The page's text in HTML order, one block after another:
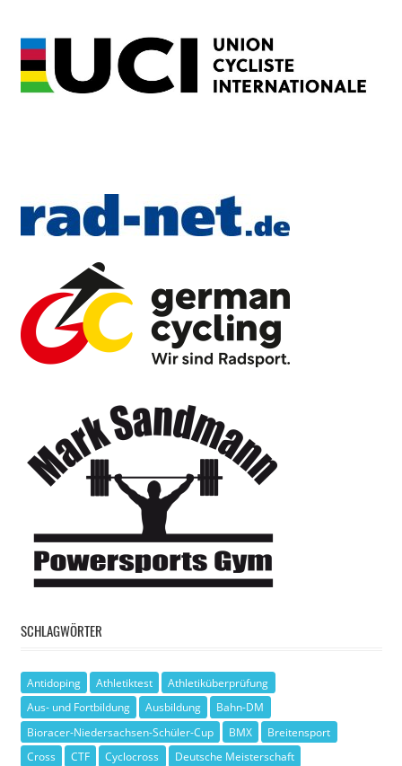
SCHLAGWÖRTER
Antidoping Athletiktest
Athletiküberprüfung
Aus- und Fortbildung
Ausbildung
Bahn-DM
Bioracer-Niedersachsen-Schüler-Cup
BMX
Breitensport
Cross
CTF Cyclocross
Deutsche Meisterschaft